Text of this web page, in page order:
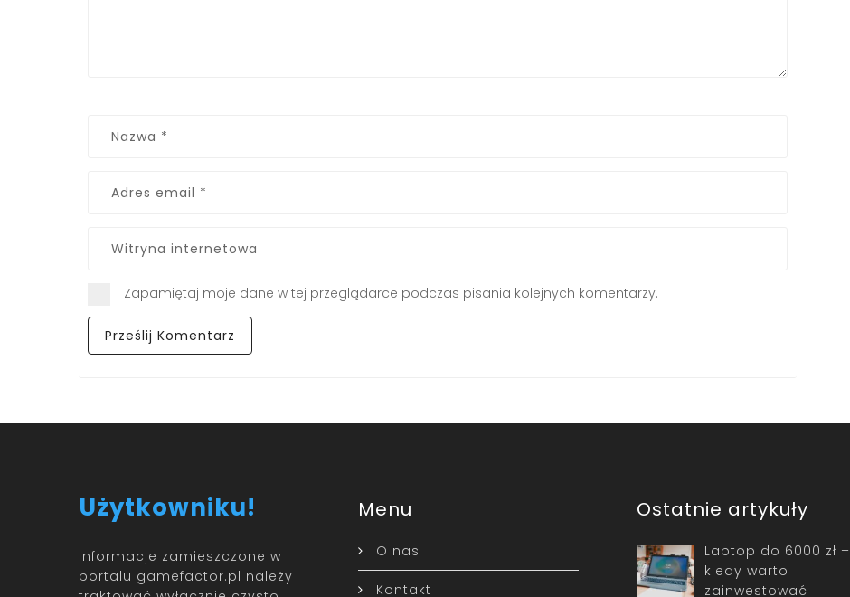
Zapamiętaj moje dane w tej przeglądarce podczas pisania kolejnych komentarzy.
Użytkowniku!
Informacje zamieszczone w
portalu gamefactor.pl należy
Menu
O nas
Kontakt
Ostatnie artykuły
Laptop do 6000 zł –
kiedy warto
zainwestować